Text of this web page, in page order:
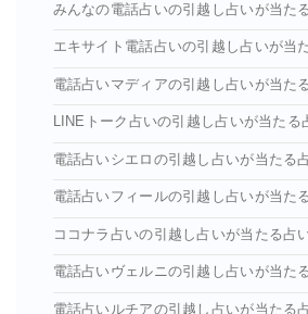
みんなの電話占いの引越し占いが当た
エキサイト電話占いの引越し占いが当
電話占いマディアの引越し占いが当た
LINEトーク占いの引越し占いが当たる
電話占いシエロの引越し占いが当たる
電話占いフィールの引越し占いが当た
ココナラ占いの引越し占いが当たる占
電話占いヴェルニの引越し占いが当た
電話占いルチアの引越し占いが当たる